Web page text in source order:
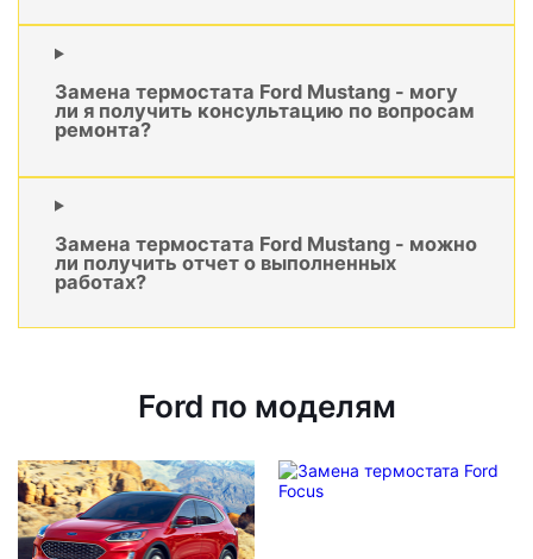
Замена термостата Ford Mustang - могу
ли я получить консультацию по вопросам
ремонта?
Замена термостата Ford Mustang - можно
ли получить отчет о выполненных
работах?
Ford по моделям